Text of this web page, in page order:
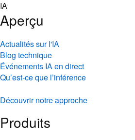
Skip
to
content
IA
Aperçu
Actualités sur l'IA
Blog technique
Événements IA en direct
Qu’est-ce que l’inférence
Découvrir notre approche
Produits